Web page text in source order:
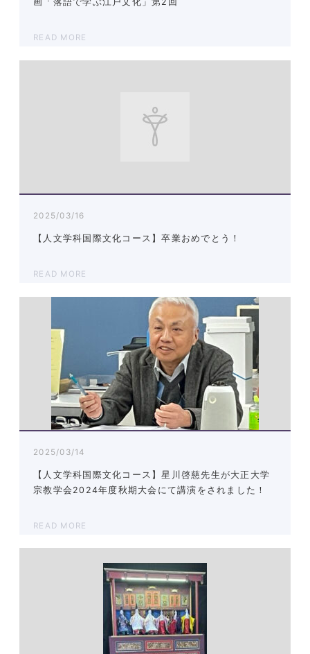
READ MORE
2025/03/16
【人文学科国際文化コース】卒業おめでとう！
READ MORE
2025/03/14
【人文学科国際文化コース】星川啓慈先生が大正大学
宗教学会2024年度秋期大会にて講演をされました！
READ MORE